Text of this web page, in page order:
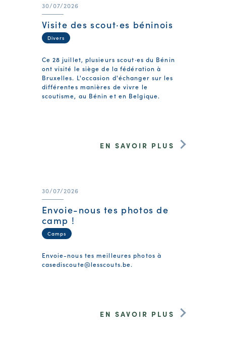
30/07/2026
Visite des scout·es béninois
Divers
Ce 28 juillet, plusieurs scout·es du Bénin
ont visité le siège de la fédération à
Bruxelles. L'occasion d'échanger sur les
différentes manières de vivre le
scoutisme, au Bénin et en Belgique.
EN SAVOIR PLUS
30/07/2026
Envoie-nous tes photos de
camp !
Camps
Envoie-nous tes meilleures photos à
casediscoute@lesscouts.be.
EN SAVOIR PLUS